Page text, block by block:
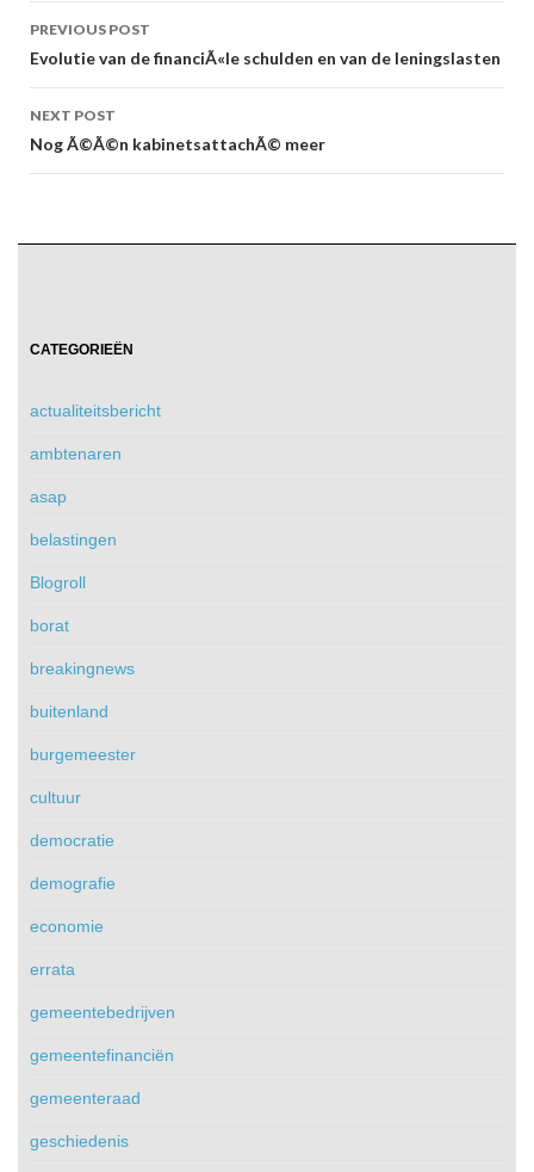
Post
navigation
PREVIOUS POST
Evolutie van de financiÃ«le schulden en van de leningslasten
NEXT POST
Nog Ã©Ã©n kabinetsattachÃ© meer
CATEGORIEËN
actualiteitsbericht
ambtenaren
asap
belastingen
Blogroll
borat
breakingnews
buitenland
burgemeester
cultuur
democratie
demografie
economie
errata
gemeentebedrijven
gemeentefinanciën
gemeenteraad
geschiedenis